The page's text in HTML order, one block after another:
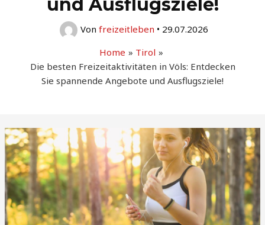
und Ausflugsziele!
Von freizeitleben • 29.07.2026
Home
Tirol
Die besten Freizeitaktivitäten in Völs: Entdecken
Sie spannende Angebote und Ausflugsziele!